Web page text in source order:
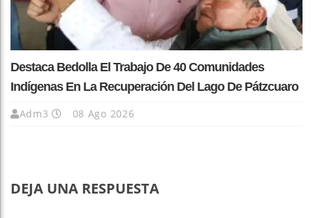
Destaca Bedolla El Trabajo De 40 Comunidades
Indígenas En La Recuperación Del Lago De Pátzcuaro
Adm3 08 Ago 2026
DEJA UNA RESPUESTA